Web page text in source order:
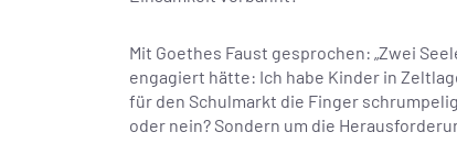
Mit Goethes Faust gesprochen: „Zwei
engagiert hätte: Ich habe Kinder in
für den Schulmarkt die Finger
oder nein? Sondern um die